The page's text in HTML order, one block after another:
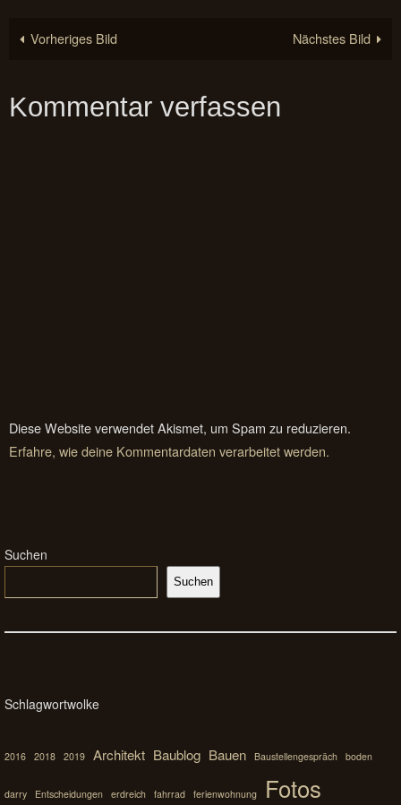
Vorheriges Bild Nächstes Bild
Kommentar verfassen
Diese Website verwendet Akismet, um Spam zu reduzieren.
Erfahre, wie deine Kommentardaten verarbeitet werden.
Suchen
Suchen
Schlagwortwolke
2016 2018 2019 Architekt Baublog Bauen Baustellengespräch boden
darry Entscheidungen erdreich fahrrad ferienwohnung
Fotos